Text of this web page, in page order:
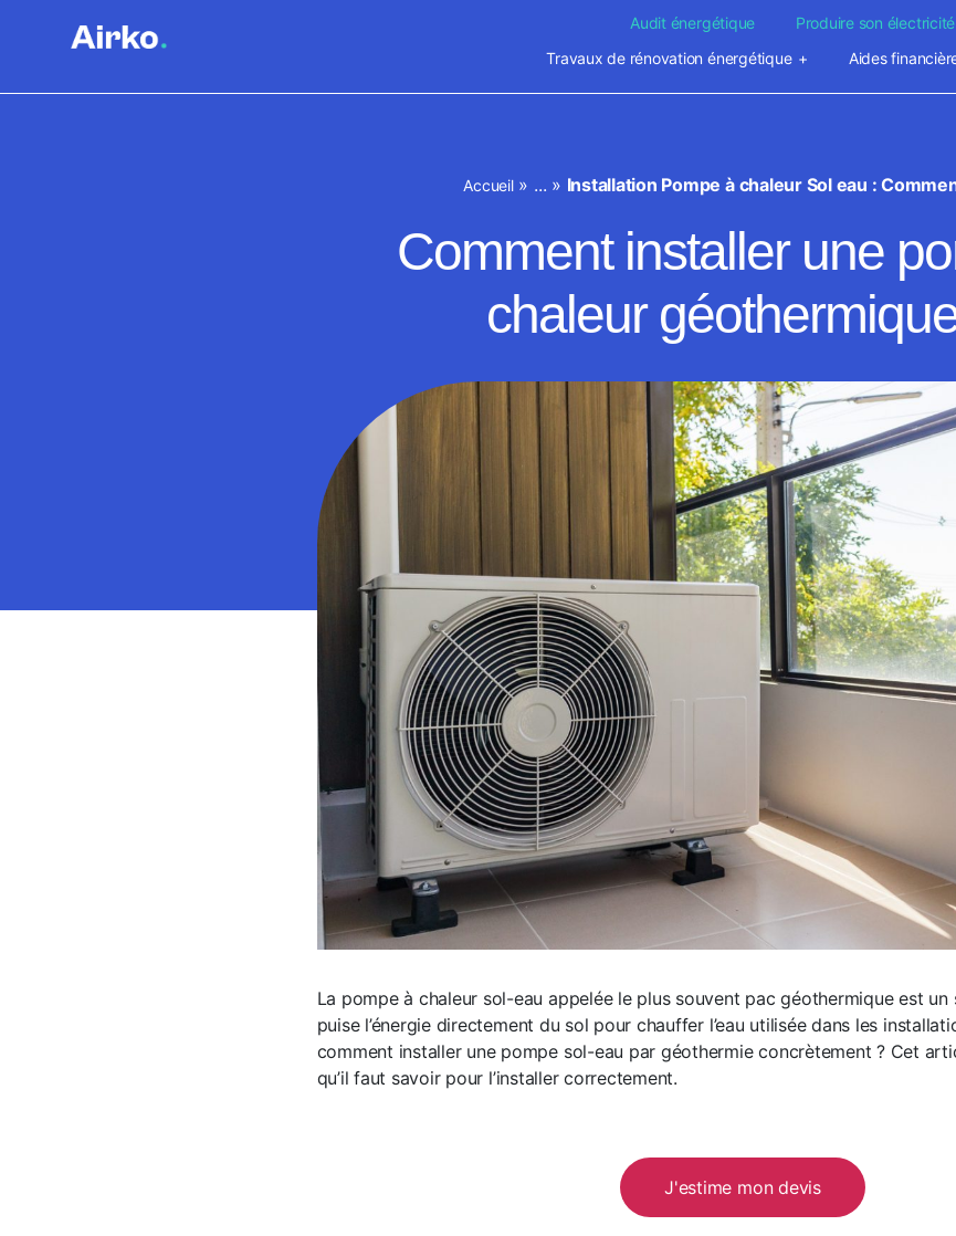
Audit énergétique Produire son électricité
Travaux de rénovation énergétique
Aides
Accueil» ... » Installation Pompe à chaleur Sol eau :
Comment installer une
chaleur
La pompe à chaleur sol-eau appelée le plus souvent pac géothermique est
puise l’énergie directement du sol pour chauffer l’eau utilisée dans les
comment installer une pompe sol-eau par géothermie concrètement ? Cet
qu’il faut savoir pour l’installer correctement.
J'estime mon devis